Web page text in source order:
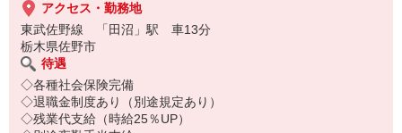
アクセス・勤務地
東武佐野線 「田沼」駅 車13分
栃木県佐野市
待遇
◇各種社会保険完備
◇退職金制度あり（別途規定あり）
◇残業代支給（時給25％UP）